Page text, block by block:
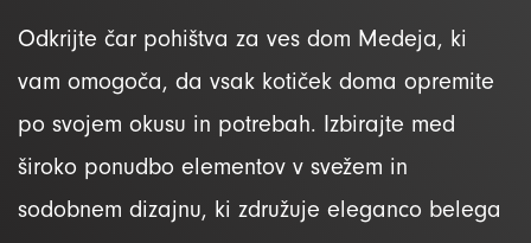
Odkrijte čar pohištva za ves dom Medeja, ki
vam omogoča, da vsak kotiček doma opremite
po svojem okusu in potrebah. Izbirajte med
široko ponudbo elementov v svežem in
sodobnem dizajnu, ki združuje eleganco belega